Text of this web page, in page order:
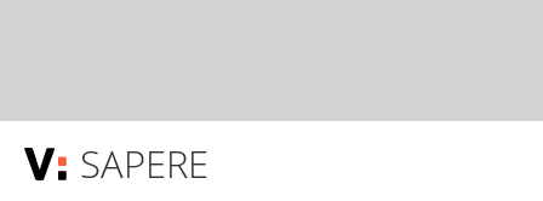
SAPERE